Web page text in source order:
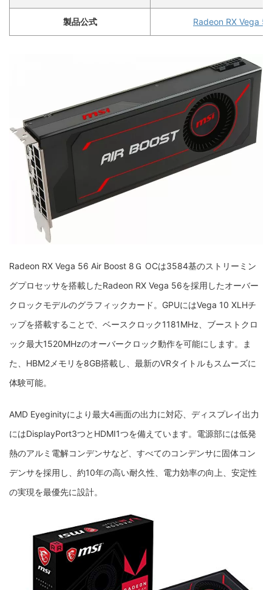
製品公式 Radeon RX Vega
Radeon RX Vega 56 Air Boost 8Ｇ OCは3584基のストリーミン
グプロセッサを搭載したRadeon RX Vega 56を採用したオーバー
クロックモデルのグラフィックカード。GPUにはVega 10 XLHチ
ップを搭載することで、ベースクロック1181MHz、ブーストクロ
ック最大1520MHzのオーバークロック動作を可能にします。ま
た、HBM2メモリを8GB搭載し、最新のVRタイトルもスムーズに
体験可能。
AMD Eyeginityにより最大4画面の出力に対応、ディスプレイ出力
にはDisplayPort3つとHDMI1つを備えています。電源部には低発
熱のアルミ電解コンデンサなど、すべてのコンデンサに固体コン
デンサを採用し、約10年の高い耐久性、電力効率の向上、安定性
の実現を最優先に設計。